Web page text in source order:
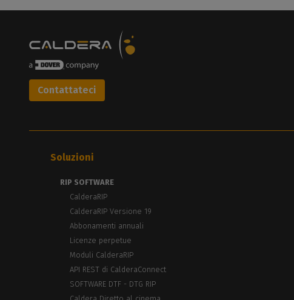
Contattateci
Soluzioni
RIP SOFTWARE
CalderaRIP
CalderaRIP Versione 19
Abbonamenti annuali
Licenze perpetue
Moduli CalderaRIP
API REST di CalderaConnect
SOFTWARE DTF - DTG RIP